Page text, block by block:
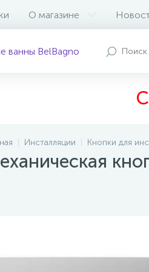
О магазине
ванны BelBagno
Инсталляции Кнопки для
Характеристики